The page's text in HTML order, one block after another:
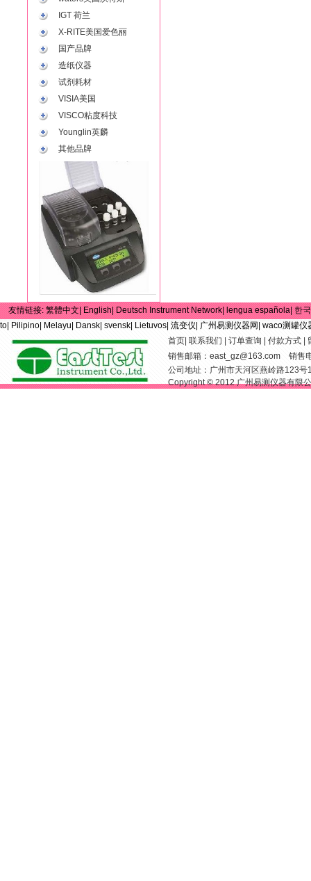
IGT 荷兰
X-RITE美国爱色丽
国产品牌
造纸仪器
试剂耗材
VISIA美国
VISCO粘度科技
Younglin英麟
其他品牌
友情链接: 繁體中文| English| Deutsch Instrument Network| lengua española| 한
to| Pilipino| Melayu| Dansk| svensk| Lietuvos| 流变仪| 广州易测仪器网| waco测罐仪
首页 联系我们 订单查询 付款方式
销售邮箱： east_gz@163.com 销售
公司地址：广州市天河区燕岭路123
Copyright © 2012 广州易测仪器有限